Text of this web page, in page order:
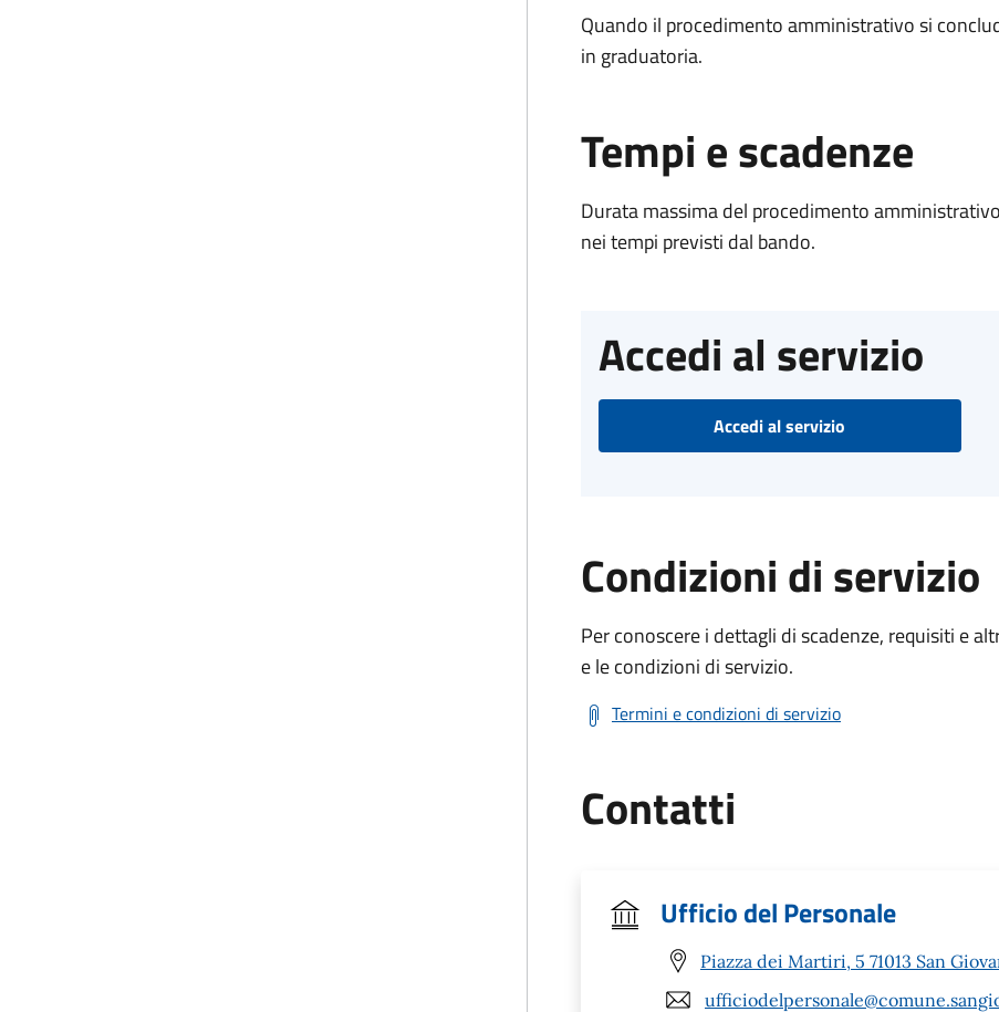
Quando il procedimento amministrativo si
in graduatoria.
Tempi e scadenze
Durata massima del procedimento
nei tempi previsti dal bando.
Accedi al servizio
Accedi al servizio
Condizioni di servizio
Per conoscere i dettagli di scadenze, requisiti e
e le condizioni di servizio.
Termini e condizioni di servizio
Contatti
Ufficio del Personale
Piazza dei Martiri, 5 71013 San